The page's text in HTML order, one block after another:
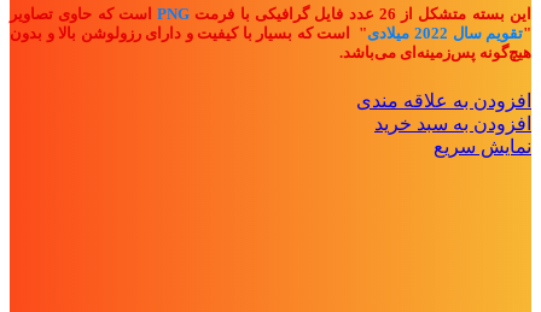
این بسته متشکل از 26 عدد فایل گرافیکی با فرمت PNGاست که حاوی تصاویر
"تقویم سال 2022 میلادی " ا ست که بسیار با کیفیت و دارای رزولوشن بالا و بدون
هیچ‌گونه پس‌زمینه‌ای می‌باشد.
افزودن به علاقه مندی
افزودن به سبد خرید
نمایش سریع